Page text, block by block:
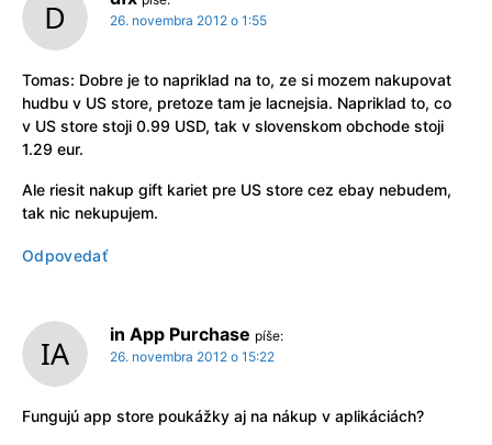
26. novembra 2012 o 1:55
Tomas: Dobre je to napriklad na to, ze si mozem nakupovat
hudbu v US store, pretoze tam je lacnejsia. Napriklad to, co
v US store stoji 0.99 USD, tak v slovenskom obchode stoji
1.29 eur.
Ale riesit nakup gift kariet pre US store cez ebay nebudem,
tak nic nekupujem.
Odpovedať
in App Purchase píše:
26. novembra 2012 o 15:22
Fungujú app store poukážky aj na nákup v aplikáciách?